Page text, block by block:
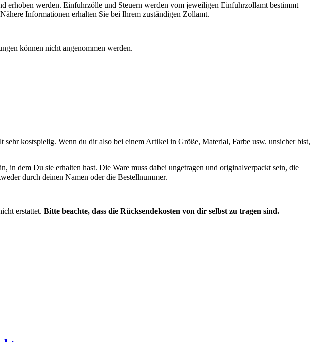
erhoben werden. Einfuhrzölle und Steuern werden vom jeweiligen Einfuhrzollamt bestimmt
Informationen erhalten Sie bei Ihrem zuständigen Zollamt.
können nicht angenommen werden.
kostspielig. Wenn du dir also bei einem Artikel in Größe, Material, Farbe usw. unsicher bist,
in dem Du sie erhalten hast. Die Ware muss dabei ungetragen und originalverpackt sein, die
durch deinen Namen oder die Bestellnummer.
erstattet. Bitte beachte, dass die Rücksendekosten von dir selbst zu tragen sind.